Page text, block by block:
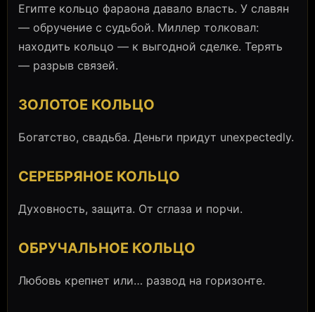
Египте кольцо фараона давало власть. У славян
— обручение с судьбой. Миллер толковал:
находить кольцо — к выгодной сделке. Терять
— разрыв связей.
ЗОЛОТОЕ КОЛЬЦО
Богатство, свадьба. Деньги придут unexpectedly.
СЕРЕБРЯНОЕ КОЛЬЦО
Духовность, защита. От сглаза и порчи.
ОБРУЧАЛЬНОЕ КОЛЬЦО
Любовь крепнет или… развод на горизонте.